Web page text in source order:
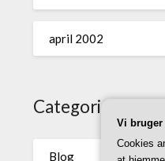
april 2002
Categories
Blog
Vi
Cookies